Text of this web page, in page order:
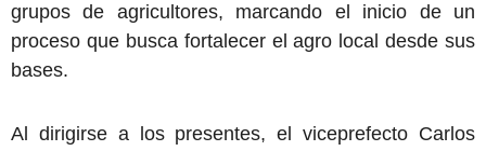
grupos de agricultores, marcando el inicio de un
proceso que busca fortalecer el agro local desde sus
bases.
Al dirigirse a los presentes, el viceprefecto Carlos